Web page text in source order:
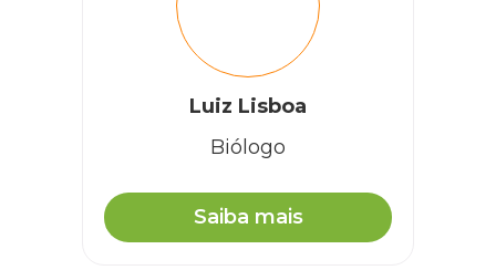
Luiz Lisboa
Biólogo
Saiba mais